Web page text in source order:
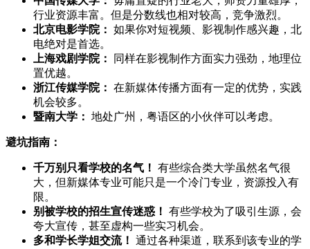
行业资源丰富。但是分数线也相对较高，竞争激烈。
北京电影学院： 如果你对短视频、影视制作感兴趣，北
电绝对是首选。
上海戏剧学院：
同样在影视制作方面实力强劲，地理位
置优越。
浙江传媒学院： 在新媒体传播方面有一定的优势，实践
机会较多。
暨南大学： 地处广州，粤语区的小伙伴可以考虑。
避坑指南：
千万别只看学校的名气！ 有些综合类大学虽然名气很
大，但新媒体专业可能只是一个冷门专业，资源投入有
限。
别被学校的招生宣传迷惑！ 有些学校为了吸引生源，会
夸大宣传，甚至虚构一些实习机会。
多和学长学姐交流！ 通过各种渠道，联系到该专业的学